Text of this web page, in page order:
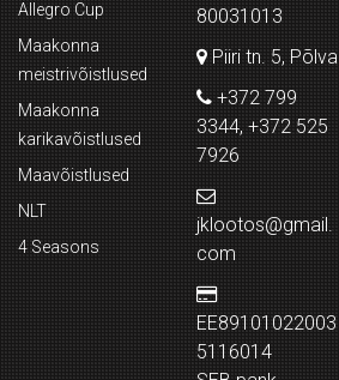
Allegro Cup
Maakonna
meistrivõistlused
Maakonna
karikavõistlused
Maavõistlused
NLT
4 Seasons
80031013
Piiri tn. 5, Põlva
+372 799
3344, +372 525
7926
jklootos@gmail.
com
EE89101022003
5116014